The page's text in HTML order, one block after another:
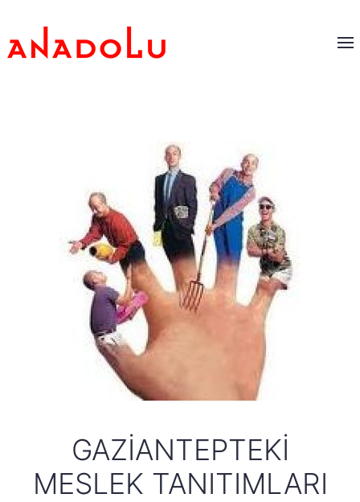
GAZIANTEPTEKI
MESLEK TANITIMLARI